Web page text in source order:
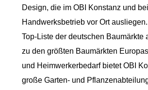
Design, die im OBI Konstanz und
Handwerksbetrieb vor Ort
Top-Liste der deutschen Baumärkte
zu den größten Baumärkten
und Heimwerkerbedarf bietet OBI
große Garten- und